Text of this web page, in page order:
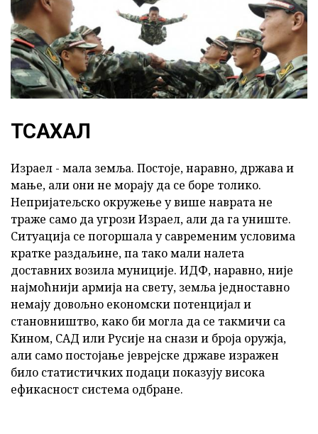
ТСАХАЛ
Израел - мала земља. Постоје, наравно, држава и
мање, али они не морају да се боре толико.
Непријатељско окружење у више наврата не
траже само да угрози Израел, али да га униште.
Ситуација се погоршала у савременим условима
кратке раздаљине, па тако мали налета
доставних возила муниције. ИДФ, наравно, није
најмоћнији армија на свету, земља једноставно
немају довољно економски потенцијал и
становништво, како би могла да се такмичи са
Кином, САД или Русије на снази и броја оружја,
али само постојање јеврејске државе изражен
било статистичких подаци показују висока
ефикасност система одбране.